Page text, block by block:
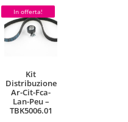
In offerta!
Kit
Distribuzione
Ar-Cit-Fca-
Lan-Peu –
TBK5006.01